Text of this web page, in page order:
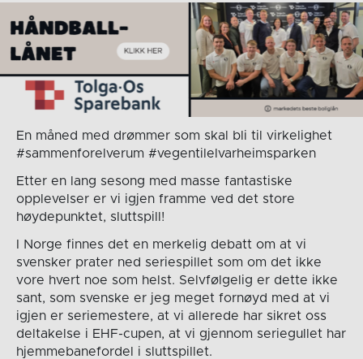
En måned med drømmer som skal bli til virkelighet
#sammenforelverum #vegentilelvarheimsparken
Etter en lang sesong med masse fantastiske
opplevelser er vi igjen framme ved det store
høydepunktet, sluttspill!
I Norge finnes det en merkelig debatt om at vi
svensker prater ned seriespillet som om det ikke
vore hvert noe som helst. Selvfølgelig er dette ikke
sant, som svenske er jeg meget fornøyd med at vi
igjen er seriemestere, at vi allerede har sikret oss
deltakelse i EHF-cupen, at vi gjennom seriegullet har
hjemmebanefordel i sluttspillet.